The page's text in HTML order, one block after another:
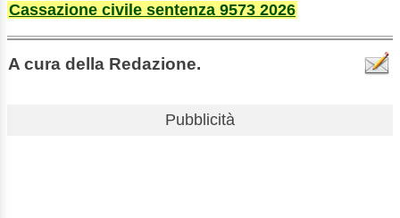
Cassazione civile sentenza 9573 2026
A cura della Redazione.
Pubblicità